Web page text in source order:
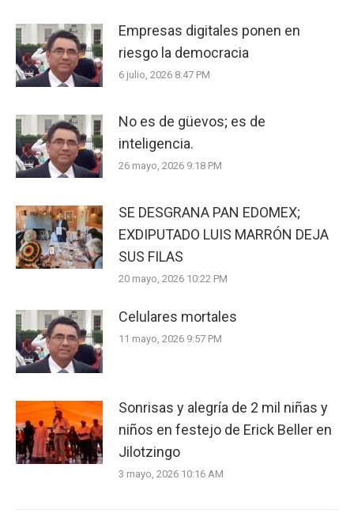
Empresas digitales ponen en
riesgo la democracia
6 julio, 2026 8:47 PM
No es de güevos; es de
inteligencia.
26 mayo, 2026 9:18 PM
SE DESGRANA PAN EDOMEX;
EXDIPUTADO LUIS MARRÓN DEJA
SUS FILAS
20 mayo, 2026 10:22 PM
Celulares mortales
11 mayo, 2026 9:57 PM
Sonrisas y alegría de 2 mil niñas y
niños en festejo de Erick Beller en
Jilotzingo
3 mayo, 2026 10:16 AM